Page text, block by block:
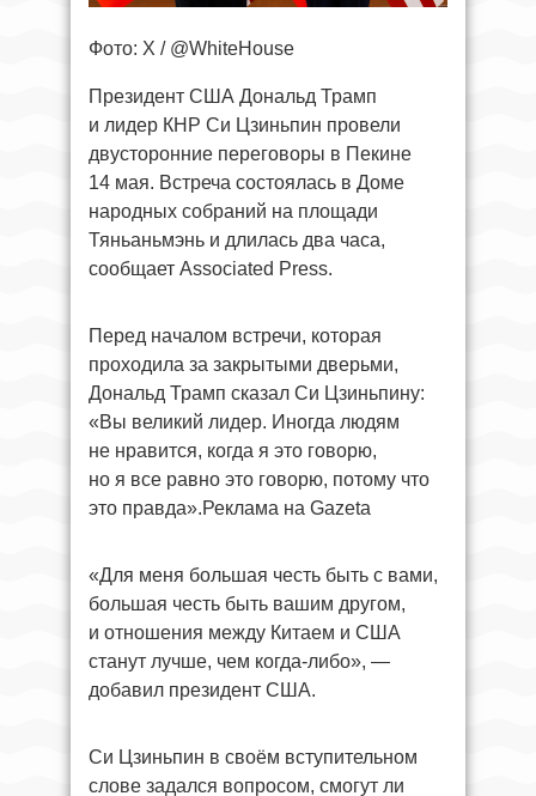
Фото: X / @WhiteHouse
Президент США Дональд Трамп
и лидер КНР Си Цзиньпин провели
двусторонние переговоры в Пекине
14 мая. Встреча состоялась в Доме
народных собраний на площади
Тяньаньмэнь и длилась два часа,
сообщает Associated Press.
Перед началом встречи, которая
проходила за закрытыми дверьми,
Дональд Трамп сказал Си Цзиньпину:
«Вы великий лидер. Иногда людям
не нравится, когда я это говорю,
но я все равно это говорю, потому что
это правда».Реклама на Gazeta
«Для меня большая честь быть с вами,
большая честь быть вашим другом,
и отношения между Китаем и США
станут лучше, чем когда-либо», —
добавил президент США.
Си Цзиньпин в своём вступительном
слове задался вопросом, смогут ли